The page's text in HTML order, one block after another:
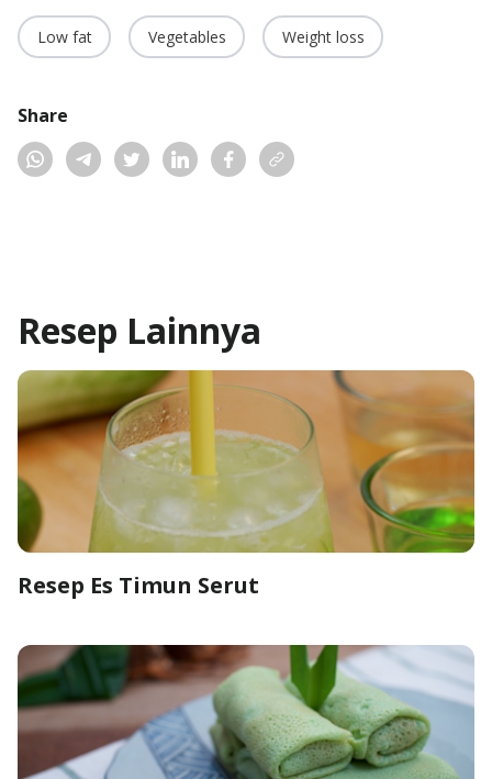
Share
Low fat Vegetables Weight loss
Resep Lainnya
Resep Es Timun Serut